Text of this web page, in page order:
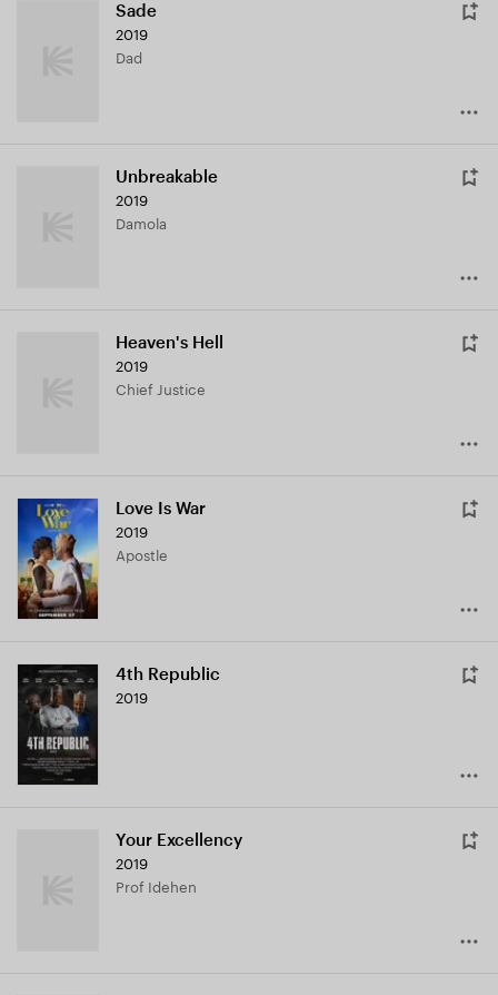
Sade
2019
Dad
Unbreakable
2019
Damola
Heaven's Hell
2019
Chief Justice
Love Is War
2019
Apostle
4th Republic
2019
Your Excellency
2019
Prof Idehen